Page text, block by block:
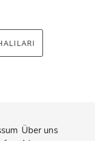
Über uns